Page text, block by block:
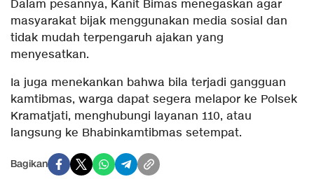
Dalam pesannya, Kanit Bimas menegaskan agar
masyarakat bijak menggunakan media sosial dan
tidak mudah terpengaruh ajakan yang
menyesatkan.
Ia juga menekankan bahwa bila terjadi gangguan
kamtibmas, warga dapat segera melapor ke Polsek
Kramatjati, menghubungi layanan 110, atau
langsung ke Bhabinkamtibmas setempat.
Bagikan